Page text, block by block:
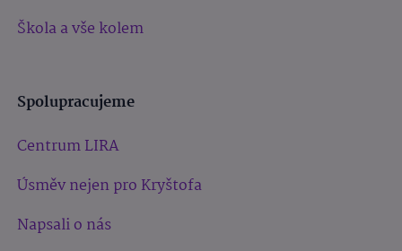
Škola a vše kolem
Spolupracujeme
Centrum LIRA
Úsměv nejen pro Kryštofa
Napsali o nás